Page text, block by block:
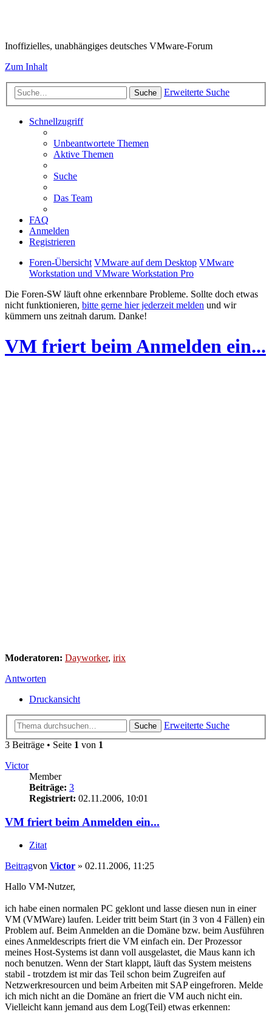
Inoffizielles, unabhängiges deutsches VMware-Forum
Zum Inhalt
Suche Erweiterte Suche
Schnellzugriff
Unbeantwortete Themen
Aktive Themen
Suche
Das Team
FAQ
Anmelden
Registrieren
Foren-Übersicht VMware auf dem Desktop VMware
Workstation und VMware Workstation Pro
Die Foren-SW läuft ohne erkennbare Probleme. Sollte doch etwas
nicht funktionieren, bitte gerne hier jederzeit melden und wir
kümmern uns zeitnah darum. Danke!
VM friert beim Anmelden ein...
Moderatoren: Dayworker, irix
Antworten
Druckansicht
Suche
Erweiterte Suche
3 Beiträge • Seite 1 von 1
Victor
Member
Beiträge: 3
Registriert: 02.11.2006, 10:01
VM friert beim Anmelden ein...
Zitat
Beitragvon Victor » 02.11.2006, 11:25
Hallo VM-Nutzer,
ich habe einen normalen PC geklont und lasse diesen nun in einer
VM (VMWare) laufen. Leider tritt beim Start (in 3 von 4 Fällen) ein
Problem auf. Beim Anmelden an die Domäne bzw. beim Ausführen
eines Anmeldescripts friert die VM einfach ein. Der Prozessor
meines Host-Systems ist dann voll ausgelastet, die Maus kann ich
noch benutzen. Wenn der Start klappt, läuft das System meistens
stabil - trotzdem ist mir das Teil schon beim Zugreifen auf
Netzwerkresourcen und beim Arbeiten mit SAP eingefroren. Melde
ich mich nicht an die Domäne an friert die VM auch nicht ein.
Vielleicht kann jemand aus dem Log(Teil) etwas erkennen: